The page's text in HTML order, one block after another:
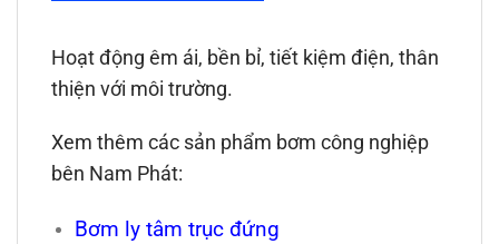
Hoạt động êm ái, bền bỉ, tiết kiệm điện, thân
thiện với môi trường.
Xem thêm các sản phẩm bơm công nghiệp
bên Nam Phát:
Bơm ly tâm trục đứng